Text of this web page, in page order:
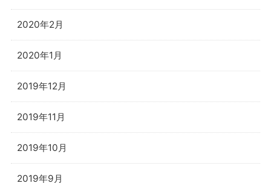
2020年2月
2020年1月
2019年12月
2019年11月
2019年10月
2019年9月